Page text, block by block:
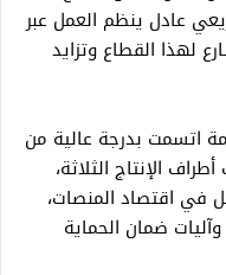
عادل ينظم العمل عبر
لهذا القطاع وتزايد
اتسمت بدرجة عالية من
الإنتاج الثلاثة،
في اقتصاد المنصات،
ضمان الحماية